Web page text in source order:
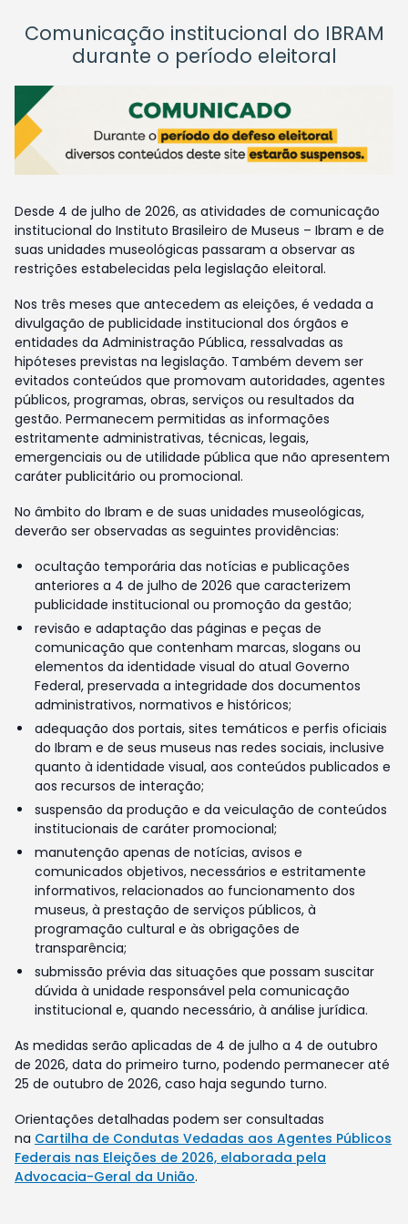
Comunicação institucional do IBRAM
durante o período eleitoral
Desde 4 de julho de 2026, as atividades de comunicação
institucional do Instituto Brasileiro de Museus – Ibram e de
suas unidades museológicas passaram a observar as
restrições estabelecidas pela legislação eleitoral.
Nos três meses que antecedem as eleições, é vedada a
divulgação de publicidade institucional dos órgãos e
entidades da Administração Pública, ressalvadas as
hipóteses previstas na legislação. Também devem ser
evitados conteúdos que promovam autoridades, agentes
públicos, programas, obras, serviços ou resultados da
gestão. Permanecem permitidas as informações
estritamente administrativas, técnicas, legais,
emergenciais ou de utilidade pública que não apresentem
caráter publicitário ou promocional.
No âmbito do Ibram e de suas unidades museológicas,
deverão ser observadas as seguintes providências:
ocultação temporária das notícias e publicações
anteriores a 4 de julho de 2026 que caracterizem
publicidade institucional ou promoção da gestão;
revisão e adaptação das páginas e peças de
comunicação que contenham marcas, slogans ou
elementos da identidade visual do atual Governo
Federal, preservada a integridade dos documentos
administrativos, normativos e históricos;
adequação dos portais, sites temáticos e perfis oficiais
do Ibram e de seus museus nas redes sociais, inclusive
quanto à identidade visual, aos conteúdos publicados e
aos recursos de interação;
suspensão da produção e da veiculação de conteúdos
institucionais de caráter promocional;
manutenção apenas de notícias, avisos e
comunicados objetivos, necessários e estritamente
informativos, relacionados ao funcionamento dos
museus, à prestação de serviços públicos, à
programação cultural e às obrigações de
transparência;
submissão prévia das situações que possam suscitar
dúvida à unidade responsável pela comunicação
institucional e, quando necessário, à análise jurídica.
As medidas serão aplicadas de 4 de julho a 4 de outubro
de 2026, data do primeiro turno, podendo permanecer até
25 de outubro de 2026, caso haja segundo turno.
Orientações detalhadas podem ser consultadas
na Cartilha de Condutas Vedadas aos Agentes Públicos
Federais nas Eleições de 2026, elaborada pela
Advocacia-Geral da União.